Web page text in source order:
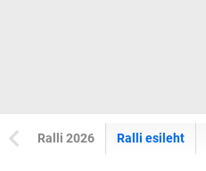
Ralli 2026 Ralli esileht